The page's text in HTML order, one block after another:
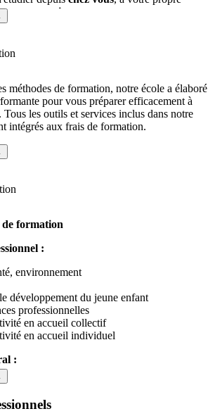
autonomie
par des
opportunités professionnelles, la
ne cesse de croître. Actuellement, plus
à pourvoir dans le secteur de la petite
CAP Accompagnant Educatif Petite
l'enfant.
méthodes de formation, notre école a élaboré
pour vous préparer efficacement à
les outils et services inclus dans notre
intégrés aux frais de formation.
formation
:
environnement
développement du jeune enfant
professionnelles
en accueil collectif
en accueil individuel
: